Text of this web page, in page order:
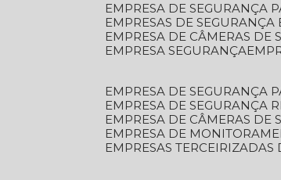
EMPRESA DE SEGURANÇA
EMPRESAS DE
EMPRESA DE CÂMERAS DE
EMPRESA SEGURANÇA
EMPRESA DE SEGURANÇA
EMPRESA DE SEGURANÇA
EMPRESA DE CÂMERAS
EMPRESA DE
EMPRESAS